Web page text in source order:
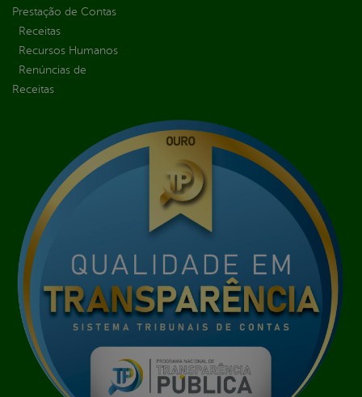
Prestação de Contas
Receitas
Recursos Humanos
Renúncias de
Receitas